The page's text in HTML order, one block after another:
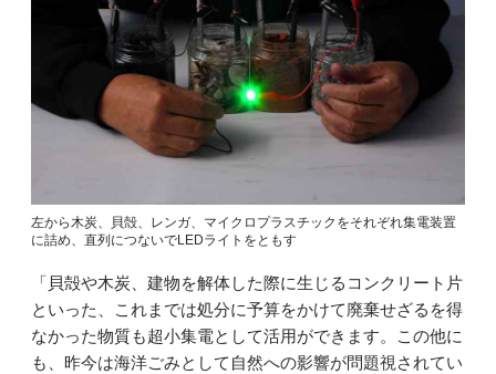
左から木炭、貝殻、レンガ、マイクロプラスチックをそれぞれ集電装置
に詰め、直列につないでLEDライトをともす
「貝殻や木炭、建物を解体した際に生じるコンクリート片
といった、これまでは処分に予算をかけて廃棄せざるを得
なかった物質も超小集電として活用ができます。この他に
も、昨今は海洋ごみとして自然への影響が問題視されてい